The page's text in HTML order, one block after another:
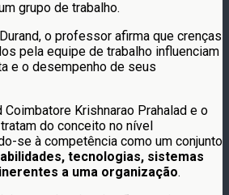
grupo de trabalho.
o professor afirma que crenças
pela equipe de trabalho influenciam
e o desempenho de seus
Krishnarao Prahalad e o
do conceito no nível
se à competência como um conjunto
tecnologias, sistemas
a uma organização.